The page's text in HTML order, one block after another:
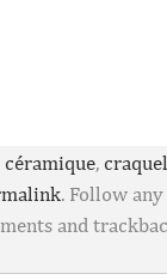
céramique,
. Follow
and